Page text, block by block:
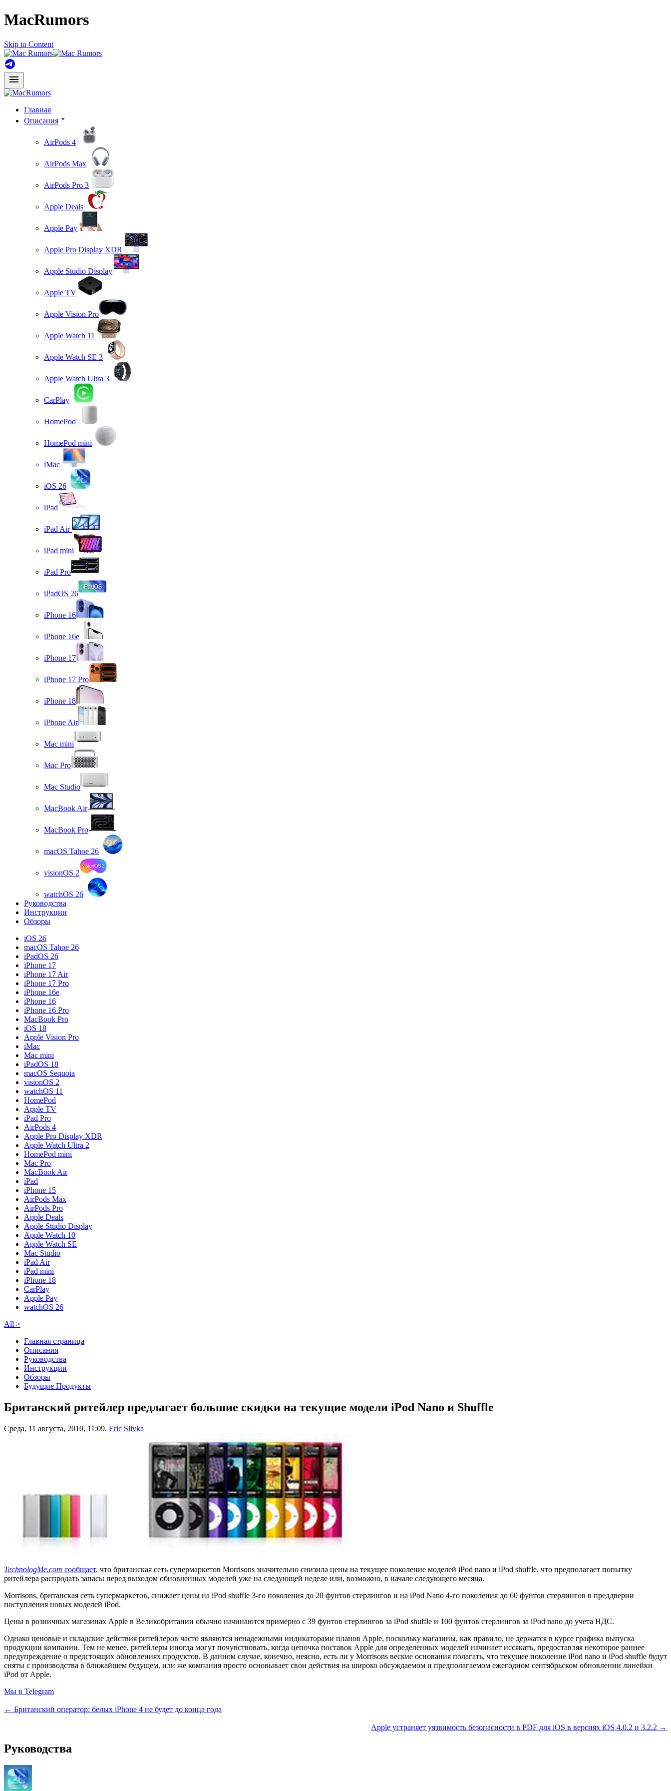
MacRumors
Skip to Content
Главная
Описания
AirPods 4
AirPods Max
AirPods Pro 3
Apple Deals
Apple Pay
Apple Pro Display XDR
Apple Studio Display
Apple TV
Apple Vision Pro
Apple Watch 11
Apple Watch SE 3
Apple Watch Ultra 3
CarPlay
HomePod
HomePod mini
iMac
iOS 26
iPad
iPad Air
iPad mini
iPad Pro
iPadOS 26
iPhone 16
iPhone 16e
iPhone 17
iPhone 17 Pro
iPhone 18
iPhone Air
Mac mini
Mac Pro
Mac Studio
MacBook Air
MacBook Pro
macOS Tahoe 26
visionOS 2
watchOS 26
Руководства
Инструкции
Обзоры
iOS 26
macOS Tahoe 26
iPadOS 26
iPhone 17
iPhone 17 Air
iPhone 17 Pro
iPhone 16e
iPhone 16
iPhone 16 Pro
MacBook Pro
iOS 18
Apple Vision Pro
iMac
Mac mini
iPadOS 18
macOS Sequoia
visionOS 2
watchOS 11
HomePod
Apple TV
iPad Pro
AirPods 4
Apple Pro Display XDR
Apple Watch Ultra 2
HomePod mini
Mac Pro
MacBook Air
iPad
iPhone 15
AirPods Max
AirPods Pro
Apple Deals
Apple Studio Display
Apple Watch 10
Apple Watch SE
Mac Studio
iPad Air
iPad mini
iPhone 18
CarPlay
Apple Pay
watchOS 26
All >
Главная страница
Описания
Руководства
Инструкции
Обзоры
Будущие Продукты
Британский ритейлер предлагает большие скидки на текущие модели iPod Nano и Shuffle
Среда, 11 августа, 2010, 11:09. Eric Slivka
TechnologMe.com сообщает, что британская сеть супермаркетов Morrisons значительно снизила цены на текущее поколение моделей iPod nano и iPod shuffle, что предполагает попытку
ритейлера распродать запасы перед выходом обновленных моделей уже на следующей неделе или, возможно, в начале следующего месяца.
Morrisons, британская сеть супермаркетов, снижает цены на iPod shuffle 3-го поколения до 20 фунтов стерлингов и на iPod Nano 4-го поколения до 60 фунтов стерлингов в преддверии
поступления новых моделей iPod.
Цены в розничных магазинах Apple в Великобритании обычно начинаются примерно с 39 фунтов стерлингов за iPod shuffle и 100 фунтов стерлингов за iPod nano до учета НДС.
Однако ценовые и складские действия ритейлеров часто являются ненадежными индикаторами планов Apple, поскольку магазины, как правило, не держатся в курсе графика выпуска
продукции компании. Тем не менее, ритейлеры иногда могут почувствовать, когда цепочка поставок Apple для определенных моделей начинает иссякать, предоставляя некоторое раннее
предупреждение о предстоящих обновлениях продуктов. В данном случае, конечно, неясно, есть ли у Morrisons веские основания полагать, что текущее поколение iPod nano и iPod shuffle будут
сняты с производства в ближайшем будущем, или же компания просто основывает свои действия на широко обсуждаемом и предполагаемом ежегодном сентябрьском обновлении линейки
iPod от Apple.
Мы в Telegram
← Британский оператор: белых iPhone 4 не будет до конца года
Apple устраняет уязвимость безопасности в PDF для iOS в версиях iOS 4.0.2 и 3.2.2 →
Руководства